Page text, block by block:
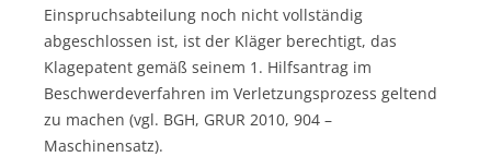
Einspruchsabteilung noch nicht vollständig
abgeschlossen ist, ist der Kläger berechtigt, das
Klagepatent gemäß seinem 1. Hilfsantrag im
Beschwerdeverfahren im Verletzungsprozess geltend
zu machen (vgl. BGH, GRUR 2010, 904 –
Maschinensatz).